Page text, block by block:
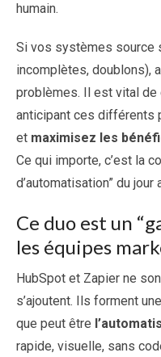
humain.
Si vos systèmes source
incomplètes, doublons),
problèmes. Il est vital de
anticipant ces différents
et maximisez les
Ce qui importe, c’est la
d’automatisation” du jour
Ce duo est un
les équipes
HubSpot et Zapier ne
s’ajoutent. Ils forment
que peut être
rapide, visuelle, sans